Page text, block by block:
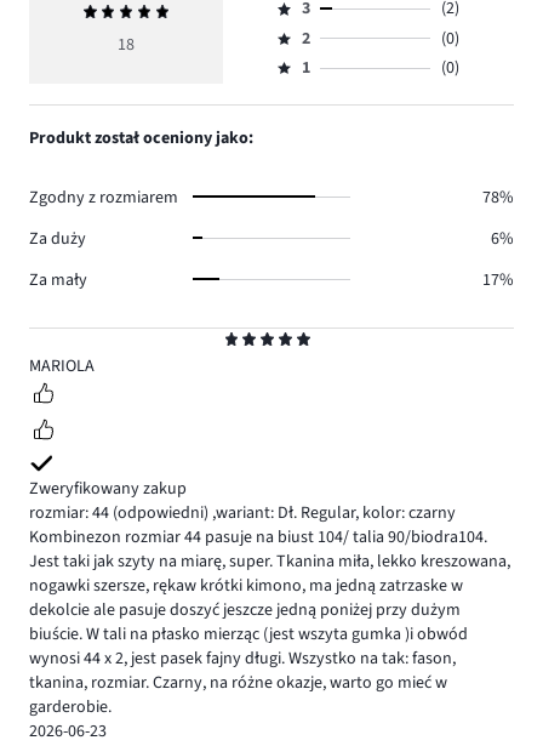
5
MARIOLA
Zweryfikowany zakup
rozmiar: 44 (odpowiedni) ,wariant: Dł. Regular, kolor: czarny
Kombinezon rozmiar 44 pasuje na biust 104/ talia 90/biodra104.
Jest taki jak szyty na miarę, super. Tkanina miła, lekko kreszowana,
nogawki szersze, rękaw krótki kimono, ma jedną zatrzaske w
dekolcie ale pasuje doszyć jeszcze jedną poniżej przy dużym
biuście. W tali na płasko mierząc (jest wszyta gumka )i obwód
wynosi 44 x 2, jest pasek fajny długi. Wszystko na tak: fason,
tkanina, rozmiar. Czarny, na różne okazje, warto go mieć w
garderobie.
2026-06-23
Średnia
ocena
18
ilość
głosów
14.
4,
ilość
głosów
Ocena
3,
ilość
3
(2)
Ocena
2,
2
(0)
Ocena
1,
1 (0)
Produkt został oceniony jako:
Zgodny z rozmiarem
78%
Za duży
6%
Za mały
17%